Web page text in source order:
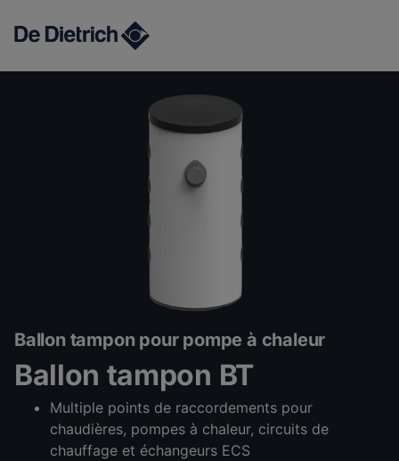
Ballon tampon BT
Ballon tampon pour pompe à chaleur
Ballon tampon BT
Multiple points de raccordements pour
chaudières, pompes à chaleur, circuits de
chauffage et échangeurs ECS